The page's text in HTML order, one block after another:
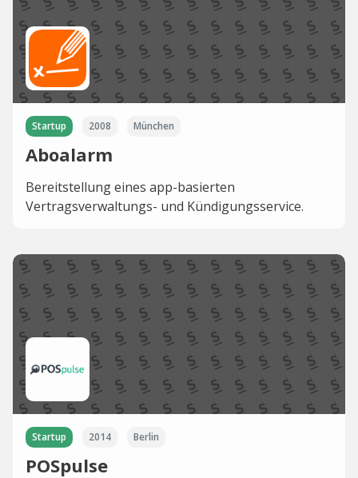
Startup 2008 München
Aboalarm
Bereitstellung eines app-basierten
Vertragsverwaltungs- und Kündigungsservice.
Startup 2014 Berlin
POSpulse